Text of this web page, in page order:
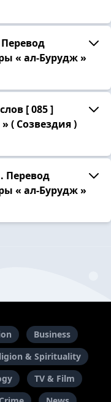
« ал-Бурудж »
[ 085 ]
( Созвездия )
Перевод
« ал-Бурудж »
Business
& Spirituality
TV & Film